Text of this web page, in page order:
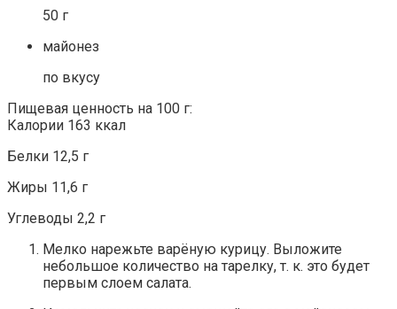
50 г
майонез
по вкусу
Пищевая ценность на 100 г:
Калории 163 ккал
Белки 12,5 г
Жиры 11,6 г
Углеводы 2,2 г
Мелко нарежьте варёную курицу. Выложите
небольшое количество на тарелку, т. к. это будет
первым слоем салата.